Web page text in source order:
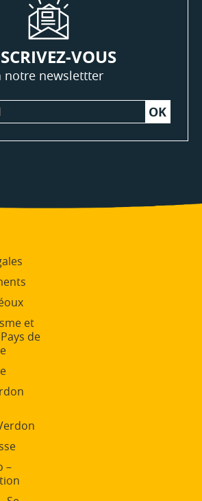
VOUS
notre newslettter
et
de
–